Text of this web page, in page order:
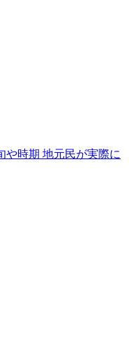
や時期 地元民が実際に